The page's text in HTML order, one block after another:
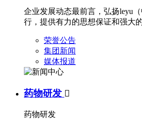
企业发展动态最前言，弘扬leyu
行，提供有力的思想保证和强大
荣誉公告
集团新闻
媒体报道
药物研发 
药物研发